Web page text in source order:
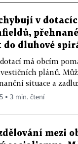
v
do dluhové
má obcím
plánů.
situace a
▪ 3 min. čtení
mezi